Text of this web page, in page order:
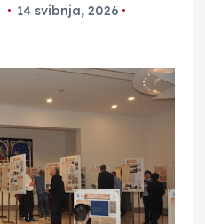
14 svibnja, 2026